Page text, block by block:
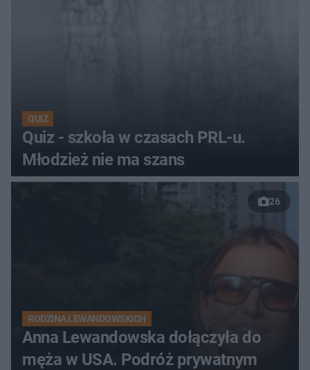
QUIZ
Quiz - szkoła w czasach PRL-u.
Młodzież nie ma szans
26
RODZINA LEWANDOWSKICH
Anna Lewandowska dołączyła do
męża w USA. Podróż prywatnym